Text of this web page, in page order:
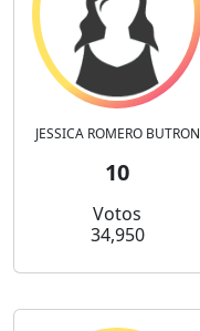
JESSICA ROMERO BUTRON
10
Votos
34,950